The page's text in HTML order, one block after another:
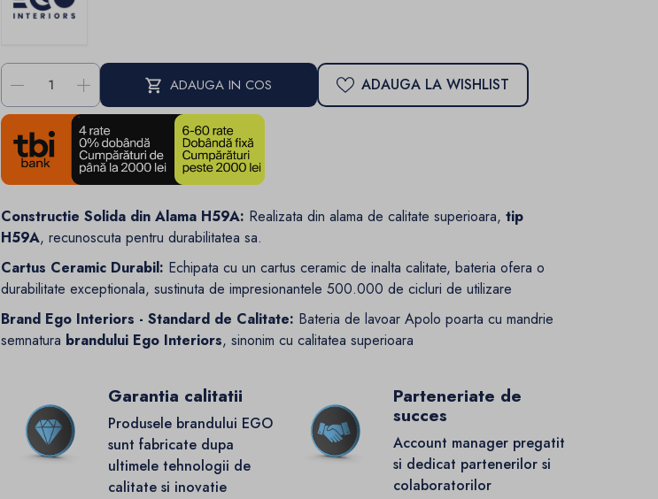
- + ADAUGA IN COS ADAUGA LA WISHLIST
Constructie Solida din Alama H59A: Realizata din alama de calitate superioara,tip
H59A, recunoscuta pentru durabilitatea sa.
Cartus Ceramic Durabil: Echipata cu un cartus ceramic de inalta calitate, bateria ofera o
durabilitate exceptionala, sustinuta de impresionantele 500.000 de cicluri de utilizare
Brand Ego Interiors - Standard de Calitate: Bateria de lavoar Apolo poarta cu mandrie
semnatura brandului Ego Interiors, sinonim cu calitatea superioara
Garantia calitatii
Produsele brandului EGO
sunt fabricate dupa
ultimele tehnologii de
calitate si inovatie
Parteneriate de
succes
Account manager pregatit
si dedicat partenerilor si
colaboratorilor